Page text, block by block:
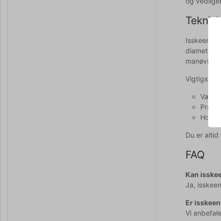
Isskeen
diameter
Vigtigste
Du er
FAQ
Kan
Ja,
Er
Vi